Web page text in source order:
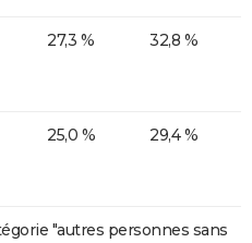
27,3 % 32,8 %
25,0 % 29,4 %
"autres personnes sans